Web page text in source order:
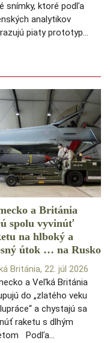
snímky, ktoré podľa
analytikov
piaty prototyp…
a Británia
spolu vyvinúť
na hlboký a
útok … na Rusko
Británia, 22. júl 2026
a Veľká Británia
do „zlatého veku
a chystajú sa
raketu s dlhým
Podľa…